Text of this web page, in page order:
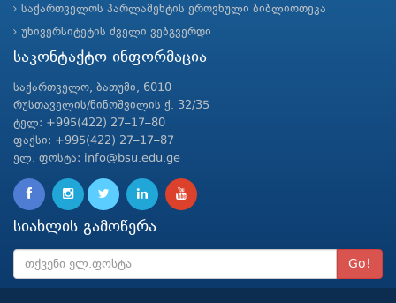
საქართველოს პარლამენტის ეროვნული ბიბლიოთეკა
უნივერსიტეტის ძველი ვებგვერდი
საკონტაქტო ინფორმაცია
საქართველო, ბათუმი, 6010
რუსთაველის/ნინოშვილის ქ. 32/35
ტელ: +995(422) 27–17–80
ფაქსი: +995(422) 27–17–87
ელ. ფოსტა: info@bsu.edu.ge
სიახლის გამოწერა
Go!